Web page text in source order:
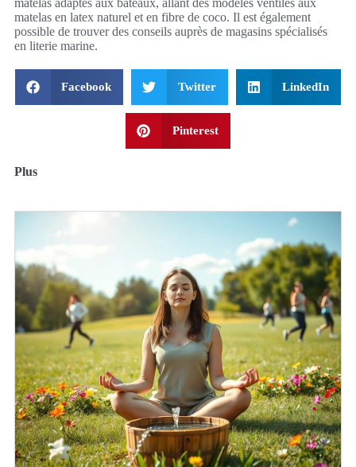
matelas en latex naturel et en fibre de coco. Il est également
possible de trouver des conseils auprès de magasins spécialisés
en literie marine.
Facebook Twitter LinkedIn
Pinterest
Plus